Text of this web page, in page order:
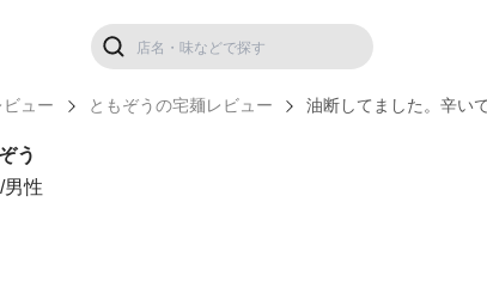
ュー ともぞうの宅麺レビュー 油断してました。辛いで
う
男性